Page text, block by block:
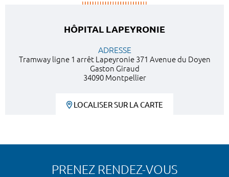
HÔPITAL LAPEYRONIE
ADRESSE
Tramway ligne 1 arrêt Lapeyronie 371 Avenue du Doyen
Gaston Giraud
34090 Montpellier
LOCALISER SUR LA CARTE
PRENEZ RENDEZ-VOUS